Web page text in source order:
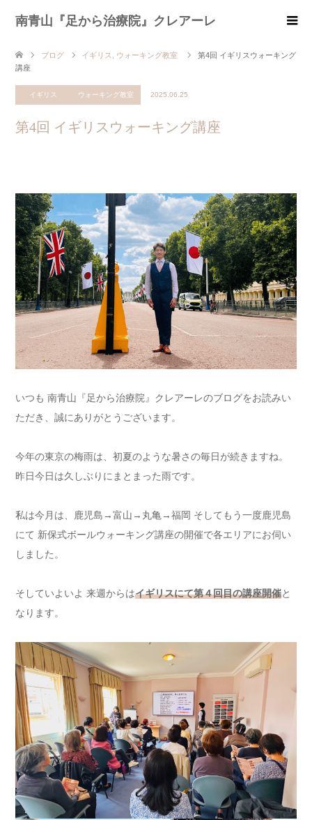
南青山『足から治療院』クレアーレ
ブログ イギリス ウォーキング教室
第4回 イギリスウォーキング
講座
イギリス ウォーキング教室 2025.06.25
第4回 イギリスウォーキング講座
いつも 南青山『足から治療院』クレアーレのブログをお読みい
ただき、誠にありがとうございます。
今年の東京の梅雨は、初夏のような暑さの毎日が続きますね。
昨日今日は久しぶりにまとまった雨です。
私は今月は、鹿児島→富山→丸亀→福岡 そしてもう一度鹿児島
にて 新保式ボールウォーキング講座の開催で各エリアにお伺い
しました。
そしていよいよ 来週からはイギリスにて第４回目の講座開催と
なります。